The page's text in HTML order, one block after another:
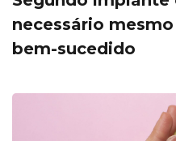
necessário
bem-sucedido